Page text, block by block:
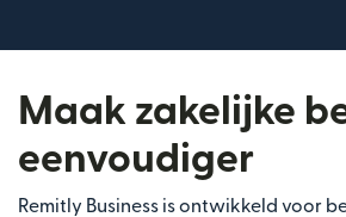
Maak zakelijke
eenvoudiger
Remitly Business is ontwikkeld voor